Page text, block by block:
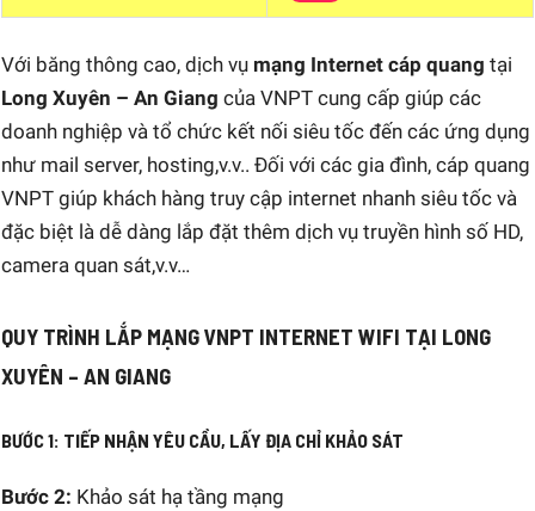
Với băng thông cao, dịch vụ mạng Internet cáp quang tại
Long Xuyên – An Giang của VNPT cung cấp giúp các
doanh nghiệp và tổ chức kết nối siêu tốc đến các ứng dụng
như mail server, hosting,v.v.. Đối với các gia đình, cáp quang
VNPT giúp khách hàng truy cập internet nhanh siêu tốc và
đặc biệt là dễ dàng lắp đặt thêm dịch vụ truyền hình số HD,
camera quan sát,v.v…
QUY TRÌNH LẮP MẠNG VNPT INTERNET WIFI TẠI LONG
XUYÊN – AN GIANG
BƯỚC 1: TIẾP NHẬN YÊU CẦU, LẤY ĐỊA CHỈ KHẢO SÁT
Bước 2: Khảo sát hạ tầng mạng